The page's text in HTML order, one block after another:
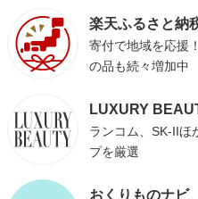
楽天ふるさと納
寄付で地域を応援
の品も続々増加中
LUXURY
ランコム、SK-IIほ
プを厳選
おくりものナビ